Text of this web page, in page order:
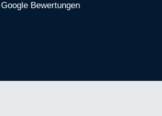
Google Bewertungen